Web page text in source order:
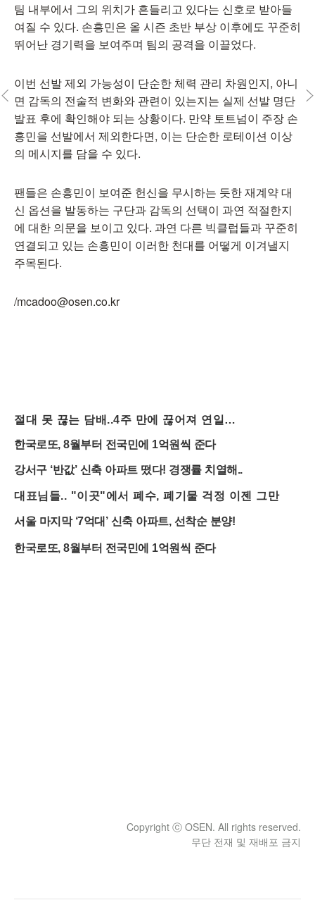
팀 내부에서 그의 위치가 흔들리고 있다는 신호로 받아들
여질 수 있다. 손흥민은 올 시즌 초반 부상 이후에도 꾸준히
뛰어난 경기력을 보여주며 팀의 공격을 이끌었다.
이번 선발 제외 가능성이 단순한 체력 관리 차원인지, 아니
면 감독의 전술적 변화와 관련이 있는지는 실제 선발 명단
발표 후에 확인해야 되는 상황이다. 만약 토트넘이 주장 손
흥민을 선발에서 제외한다면, 이는 단순한 로테이션 이상
의 메시지를 담을 수 있다.
팬들은 손흥민이 보여준 헌신을 무시하는 듯한 재계약 대
신 옵션을 발동하는 구단과 감독의 선택이 과연 적절한지
에 대한 의문을 보이고 있다. 과연 다른 빅클럽들과 꾸준히
연결되고 있는 손흥민이 이러한 천대를 어떻게 이겨낼지
주목된다.
/mcadoo@osen.co.kr
Copyright ⓒ OSEN. All rights reserved.
무단 전재 및 재배포 금지